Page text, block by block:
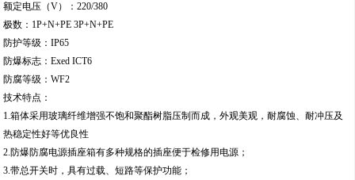
额定电压（V）：220/380
极数：1P+N+PE 3P+N+PE
防护等级：IP65
防爆标志：Exed ICT6
防腐等级：WF2
技术特点：
1.箱体采用玻璃纤维增强不饱和聚酯树脂压制而成，外观美观，耐腐蚀、耐冲压及
热稳定性好等优良性
2.防爆防腐电源插座箱有多种规格的插座便于检修用电源；
3.带总开关时，具有过载、短路等保护功能；